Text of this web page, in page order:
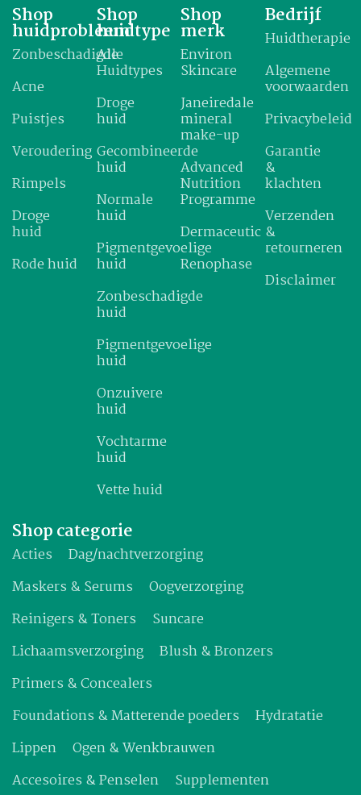
Shop
huidprobleem
Zonbeschadigde
Acne
Puistjes
Veroudering
Rimpels
Droge
huid
Rode huid
Shop
huidtype
Alle
Huidtypes
Droge
huid
Gecombineerde
huid
Normale
huid
Pigmentgevoelige
huid
Zonbeschadigde
huid
Pigmentgevoelige
huid
Onzuivere
huid
Vochtarme
huid
Vette huid
Shop
merk
Environ
Skincare
Janeiredale
mineral
make-up
Advanced
Nutrition
Programme
Dermaceutic
Renophase
Bedrijf
Huidtherapie
Algemene
voorwaarden
Privacybeleid
Garantie
&
klachten
Verzenden
&
retourneren
Disclaimer
Shop categorie
Acties
Dag/nachtverzorging
Maskers & Serums
Oogverzorging
Reinigers & Toners
Suncare
Lichaamsverzorging
Blush & Bronzers
Primers & Concealers
Foundations & Matterende poeders
Hydratatie
Lippen
Ogen & Wenkbrauwen
Accesoires & Penselen
Supplementen